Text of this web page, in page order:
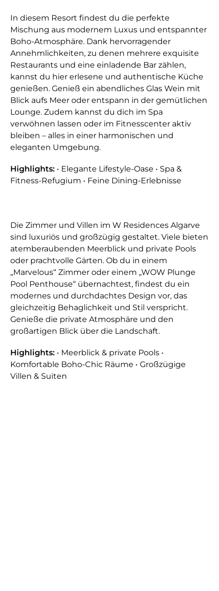
In diesem Resort findest du die perfekte
Mischung aus modernem Luxus und entspannter
Boho-Atmosphäre. Dank hervorragender
Annehmlichkeiten, zu denen mehrere exquisite
Restaurants und eine einladende Bar zählen,
kannst du hier erlesene und authentische Küche
genießen. Genieß ein abendliches Glas Wein mit
Blick aufs Meer oder entspann in der gemütlichen
Lounge. Zudem kannst du dich im Spa
verwöhnen lassen oder im Fitnesscenter aktiv
bleiben – alles in einer harmonischen und
eleganten Umgebung.
Highlights: • Elegante Lifestyle-Oase • Spa &
Fitness-Refugium • Feine Dining-Erlebnisse
Die Zimmer und Villen im W Residences Algarve
sind luxuriös und großzügig gestaltet. Viele bieten
atemberaubenden Meerblick und private Pools
oder prachtvolle Gärten. Ob du in einem
„Marvelous“ Zimmer oder einem „WOW Plunge
Pool Penthouse“ übernachtest, findest du ein
modernes und durchdachtes Design vor, das
gleichzeitig Behaglichkeit und Stil verspricht.
Genieße die private Atmosphäre und den
großartigen Blick über die Landschaft.
Highlights: • Meerblick & private Pools •
Komfortable Boho-Chic Räume • Großzügige
Villen & Suiten